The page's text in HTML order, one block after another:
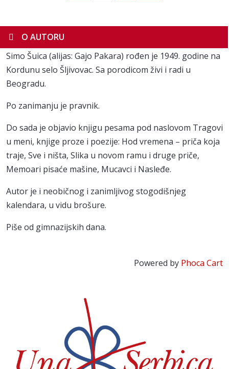
O AUTORU
Simo Šuica (alijas: Gajo Pakara) rođen je 1949. godine na
Kordunu selo Šljivovac. Sa porodicom živi i radi u
Beogradu.
Po zanimanju je pravnik.
Do sada je objavio knjigu pesama pod naslovom Tragovi
u meni, knjige proze i poezije: Hod vremena – priča koja
traje, Sve i ništa, Slika u novom ramu i druge priče,
Memoari pisaće mašine, Mucavci i Nasleđe.
Autor je i neobičnog i zanimljivog stogodišnjeg
kalendara, u vidu brošure.
Piše od gimnazijskih dana.
Powered by Phoca Cart